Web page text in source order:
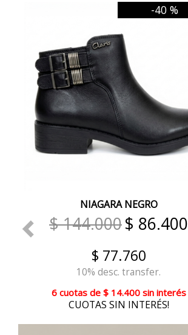
-40 %
NIAGARA NEGRO
$ 144.000$ 86.400
$ 77.760
10% desc. transfer.
6 cuotasde $ 14.400sin interés
CUOTAS SIN INTERÉS!